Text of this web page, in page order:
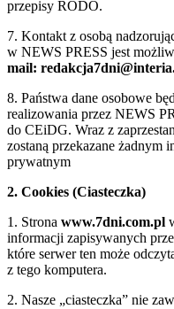
przepisy RODO.
7. Kontakt z osobą
w NEWS PRESS jest
mail:
8. Państwa dane osobowe
realizowania przez NEWS
do CEiDG. Wraz z
zostaną przekazane żadnym
prywatnym
2. Cookies (Ciasteczka)
1. Strona www.7dni.com.pl
informacji zapisywanych
które serwer ten może
z tego komputera.
2. Nasze „ciasteczka” nie